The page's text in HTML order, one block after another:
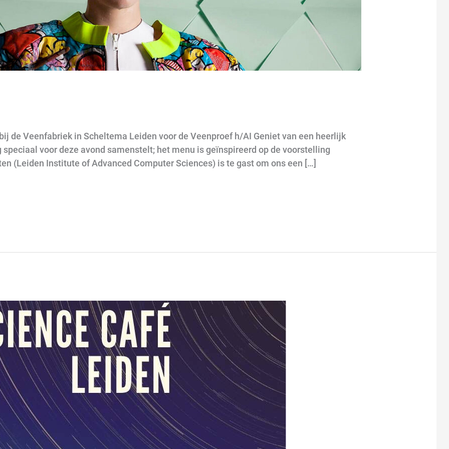
de Veenfabriek in Scheltema Leiden voor de Veenproef h/AI Geniet van een heerlijk
voor deze avond samenstelt; het menu is geïnspireerd op de voorstelling
(Leiden Institute of Advanced Computer Sciences) is te gast om ons een […]